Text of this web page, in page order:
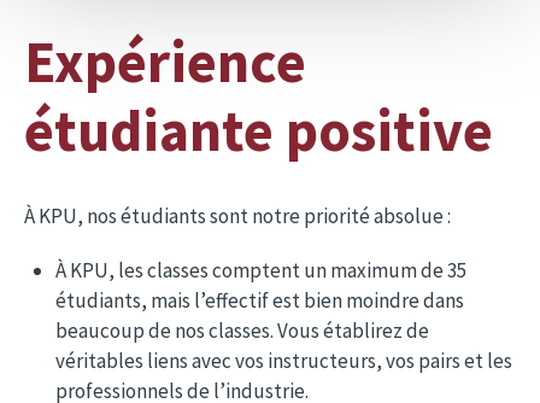
Expérience
étudiante positive
À KPU, nos étudiants sont notre priorité absolue :
À KPU, les classes comptent un maximum de 35
étudiants, mais l’effectif est bien moindre dans
beaucoup de nos classes. Vous établirez de
véritables liens avec vos instructeurs, vos pairs et les
professionnels de l’industrie.